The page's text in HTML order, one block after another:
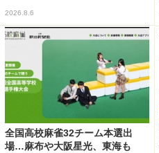
2026.8.6
全国高校麻雀32チーム本選出
場…麻布や大阪星光、東海も